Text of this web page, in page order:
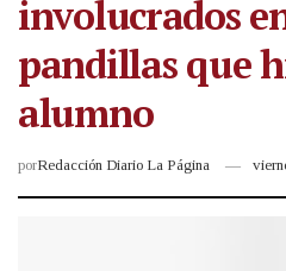
involucrados
pandillas que
alumno
porRedacción Diario La Página